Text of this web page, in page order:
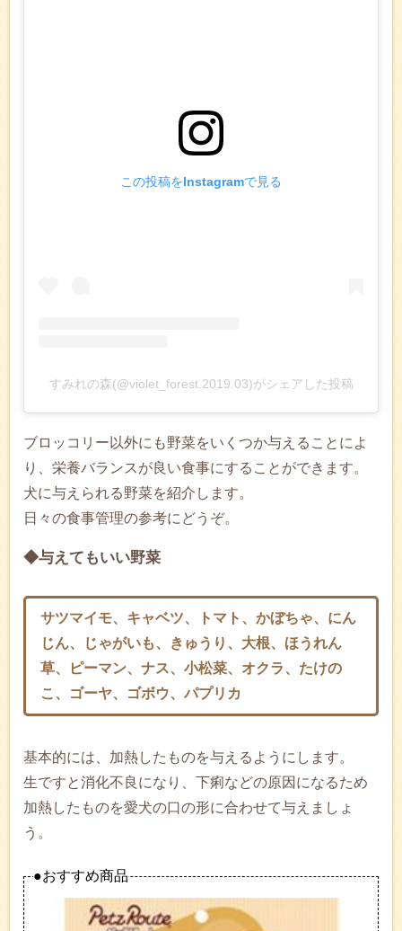
この投稿をInstagramで見る
すみれの森(@violet_forest.2019.03)がシェアした投稿
ブロッコリー以外にも野菜をいくつか与えることによ
り、栄養バランスが良い食事にすることができます。
犬に与えられる野菜を紹介します。
日々の食事管理の参考にどうぞ。
◆与えてもいい野菜
サツマイモ、キャベツ、トマト、かぼちゃ、にん
じん、じゃがいも、きゅうり、大根、ほうれん
草、ピーマン、ナス、小松菜、オクラ、たけの
こ、ゴーヤ、ゴボウ、パプリカ
基本的には、加熱したものを与えるようにします。
生ですと消化不良になり、下痢などの原因になるため
加熱したものを愛犬の口の形に合わせて与えましょ
う。
●おすすめ商品